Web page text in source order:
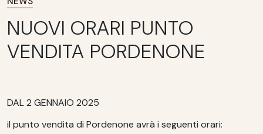
NUOVI ORARI PUNTO
VENDITA PORDENONE
DAL 2 GENNAIO 2025
il punto vendita di Pordenone avrà i seguenti orari: